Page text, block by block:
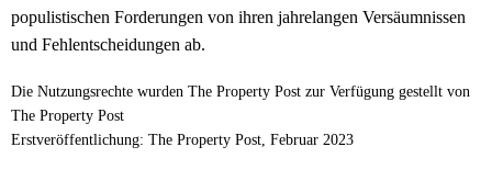
populistischen Forderungen von ihren jahrelangen Versäumnissen
und Fehlentscheidungen ab.
Die Nutzungsrechte wurden The Property Post zur Verfügung gestellt von
The Property Post
Erstveröffentlichung: The Property Post, Februar 2023